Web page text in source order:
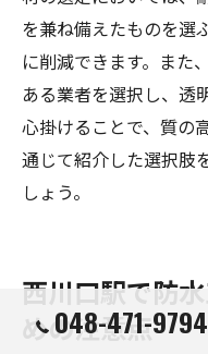
を兼ね備えたものを選
に削減できます。また
ある業者を選択し、透
心掛けることで、質の
通じて紹介した選択肢
しょう。
西川口駅で防
めの注意点
048-471-9794